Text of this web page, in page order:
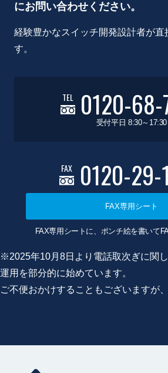
にお問い合わせください。
経験豊かなスイッチ開発設計者が直
す。
TEL 0120-68-
受付平日 8:30～17:30
FAX 0120-29-
FAX専用シート
FAX専用シートに、ポンチ絵を書いて
※2025年10月8日より電話取次ぎに関
運用を部分的に始めています。
ご不便おかけすることもございますが